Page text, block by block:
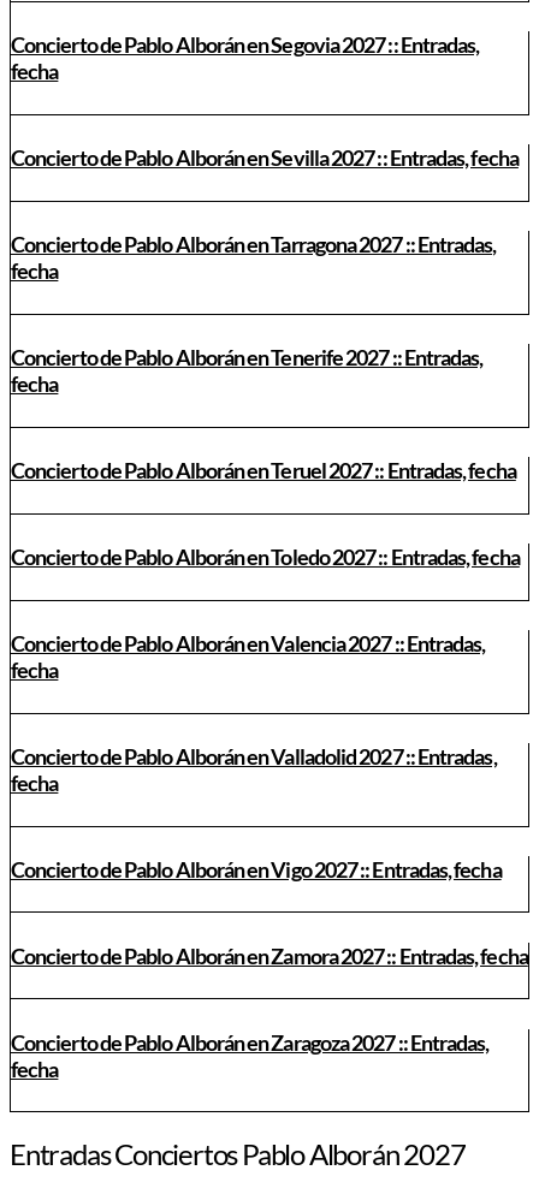
Concierto de Pablo Alborán en Segovia 2027 :: Entradas,
fecha
Concierto de Pablo Alborán en Sevilla 2027 :: Entradas, fecha
Concierto de Pablo Alborán en Tarragona 2027 :: Entradas,
fecha
Concierto de Pablo Alborán en Tenerife 2027 :: Entradas,
fecha
Concierto de Pablo Alborán en Teruel 2027 :: Entradas, fecha
Concierto de Pablo Alborán en Toledo 2027 :: Entradas, fecha
Concierto de Pablo Alborán en Valencia 2027 :: Entradas,
fecha
Concierto de Pablo Alborán en Valladolid 2027 :: Entradas,
fecha
Concierto de Pablo Alborán en Vigo 2027 :: Entradas, fecha
Concierto de Pablo Alborán en Zamora 2027 :: Entradas, fecha
Concierto de Pablo Alborán en Zaragoza 2027 :: Entradas,
fecha
Entradas Conciertos Pablo Alborán 2027